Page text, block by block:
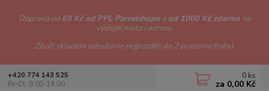
Doprava od69 Kč od PPL Parcelshopu a od 1000 Kč zdarma na
výdejní místa i adresu.
Zboží skladem odesíláme nejpozději do 2 pracovních dnů.
+420 774 143 525
Po-Čt: 8.00-14.00
0 ks
za 0,00 Kč